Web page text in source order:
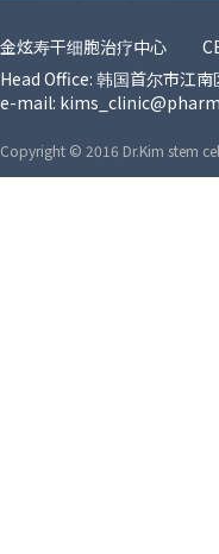
金炫寿干细胞治疗中心
Head Office: 韩国首尔市江
e-mail:
Copyright © 2016 Dr.Kim stem